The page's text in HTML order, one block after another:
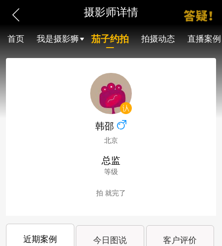
摄影师详情
首页 我是摄影狮 茄子约拍 拍摄动态 直播案例
韩邵
北京
总监
等级
拍 就完了
近期案例 今日图说 客户评价